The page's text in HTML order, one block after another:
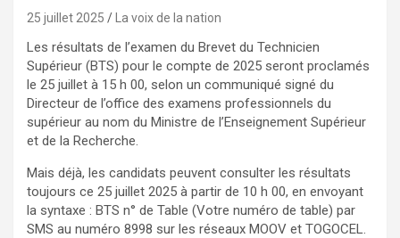
25 juillet 2025 La voix de la nation
Les résultats de l’examen du Brevet du Technicien
Supérieur (BTS) pour le compte de 2025 seront proclamés
le 25 juillet à 15 h 00, selon un communiqué signé du
Directeur de l’office des examens professionnels du
supérieur au nom du Ministre de l’Enseignement Supérieur
et de la Recherche.
Mais déjà, les candidats peuvent consulter les résultats
toujours ce 25 juillet 2025 à partir de 10 h 00, en envoyant
la syntaxe : BTS n° de Table (Votre numéro de table) par
SMS au numéro 8998 sur les réseaux MOOV et TOGOCEL.